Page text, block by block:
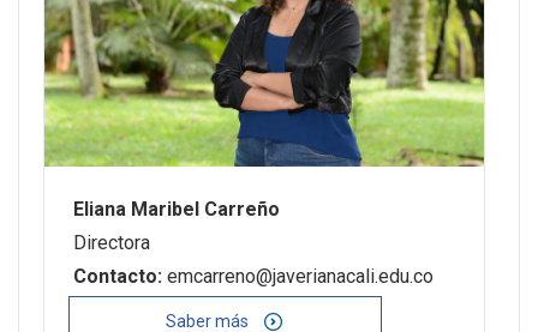
Eliana Maribel Carreño
Directora
Contacto: emcarreno@javerianacali.edu.co
Saber más